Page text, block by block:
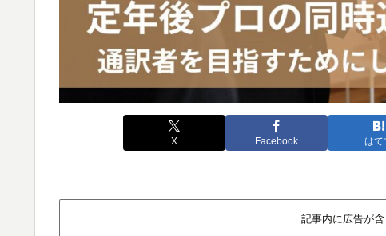
X Facebook はて
記事内に広告が含